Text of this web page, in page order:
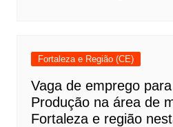
Fortaleza e Região (CE)
Vaga de emprego
Produção na área de
Fortaleza e região